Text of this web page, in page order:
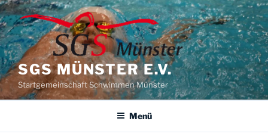
Zum
Inhalt
springen
SGS MÜNSTER E.V.
Startgemeinschaft Schwimmen Münster
Menü